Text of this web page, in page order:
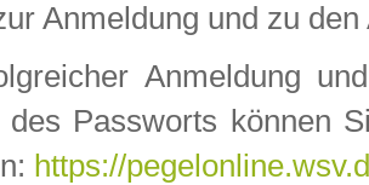
Anmeldung und zu
Anmeldung
des Passworts können
https://